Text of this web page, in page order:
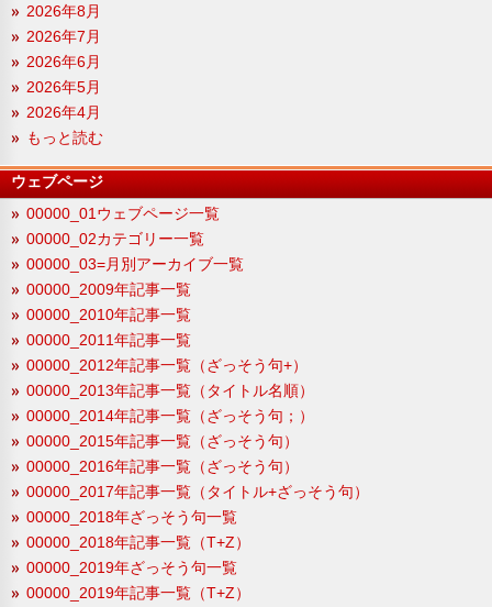
2026年8月
2026年7月
2026年6月
2026年5月
2026年4月
もっと読む
ウェブページ
00000_01ウェブページ一覧
00000_02カテゴリー一覧
00000_03=月別アーカイブ一覧
00000_2009年記事一覧
00000_2010年記事一覧
00000_2011年記事一覧
00000_2012年記事一覧（ざっそう句+）
00000_2013年記事一覧（タイトル名順）
00000_2014年記事一覧（ざっそう句；）
00000_2015年記事一覧（ざっそう句）
00000_2016年記事一覧（ざっそう句）
00000_2017年記事一覧（タイトル+ざっそう句）
00000_2018年ざっそう句一覧
00000_2018年記事一覧（T+Z）
00000_2019年ざっそう句一覧
00000_2019年記事一覧（T+Z）